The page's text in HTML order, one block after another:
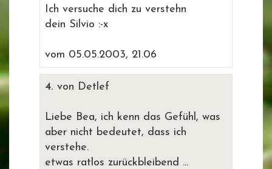
Ich versuche dich zu verstehn
dein Silvio :-x
vom 05.05.2003, 21.06
4. von Detlef
Liebe Bea, ich kenn das Gefühl, was
aber nicht bedeutet, dass ich
verstehe.
etwas ratlos zurückbleibend ...